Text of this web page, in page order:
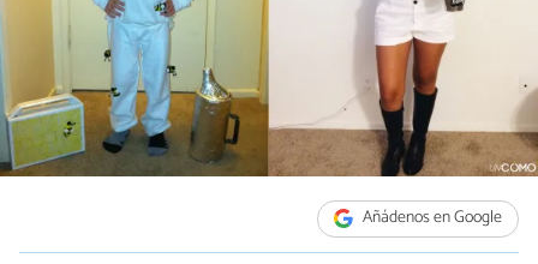
Añádenos en Google